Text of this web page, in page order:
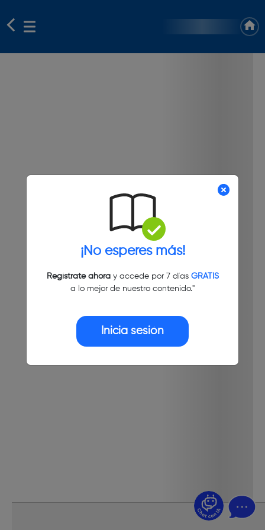
¡No esperes más!
Regístrate ahoray accede por 7 días GRATIS
a lo mejor de nuestro contenido."
Inicia sesión